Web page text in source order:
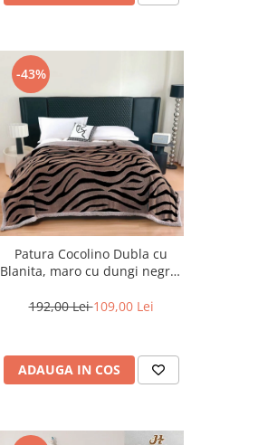
-43%
Patura Cocolino Dubla cu
Blanita, maro cu dungi negre-
192,00 Lei109,00 Lei
ADAUGA IN COS